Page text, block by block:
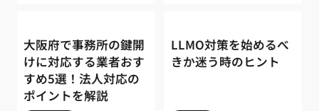
大阪府で事務所の鍵開
けに対応する業者おす
すめ5選！法人対応の
ポイントを解説
LLMO対策を始めるべ
きか迷う時のヒント